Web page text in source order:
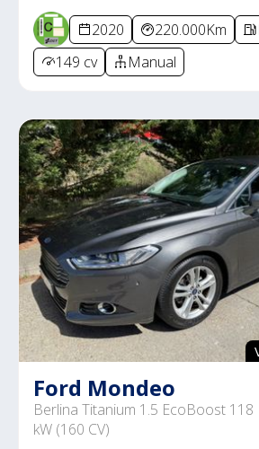
2020 220.000Km
149 cv
Manual
Ford Mondeo
Berlina Titanium 1.5 EcoBoost 118
kW (160 CV)